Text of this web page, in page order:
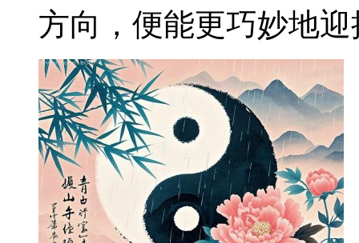
方向，便能更巧妙地